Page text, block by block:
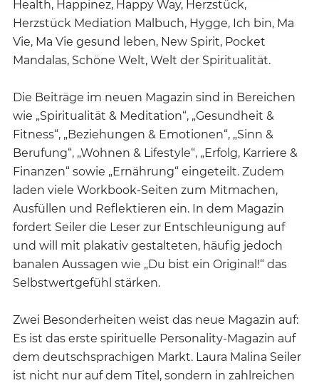
Health, Happinez, Happy Way, Herzstück,
Herzstück Mediation Malbuch, Hygge, Ich bin, Ma
Vie, Ma Vie gesund leben, New Spirit, Pocket
Mandalas, Schöne Welt, Welt der Spiritualität.
Die Beiträge im neuen Magazin sind in Bereichen
wie „Spiritualität & Meditation“, „Gesundheit &
Fitness“, „Beziehungen & Emotionen“, „Sinn &
Berufung“, „Wohnen & Lifestyle“, „Erfolg, Karriere &
Finanzen“ sowie „Ernährung“ eingeteilt. Zudem
laden viele Workbook-Seiten zum Mitmachen,
Ausfüllen und Reflektieren ein. In dem Magazin
fordert Seiler die Leser zur Entschleunigung auf
und will mit plakativ gestalteten, häufig jedoch
banalen Aussagen wie „Du bist ein Original!“ das
Selbstwertgefühl stärken.
Zwei Besonderheiten weist das neue Magazin auf:
Es ist das erste spirituelle Personality-Magazin auf
dem deutschsprachigen Markt. Laura Malina Seiler
ist nicht nur auf dem Titel, sondern in zahlreichen